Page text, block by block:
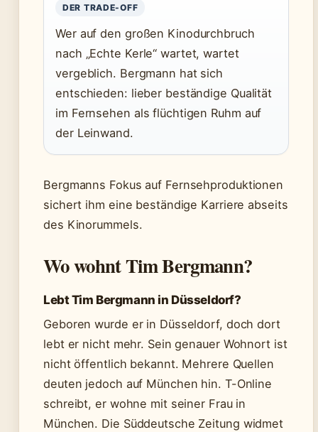
DER TRADE-OFF
Wer auf den großen Kinodurchbruch
nach „Echte Kerle“ wartet, wartet
vergeblich. Bergmann hat sich
entschieden: lieber beständige Qualität
im Fernsehen als flüchtigen Ruhm auf
der Leinwand.
Bergmanns Fokus auf Fernsehproduktionen
sichert ihm eine beständige Karriere abseits
des Kinorummels.
Wo wohnt Tim Bergmann?
Lebt Tim Bergmann in Düsseldorf?
Geboren wurde er in Düsseldorf, doch dort
lebt er nicht mehr. Sein genauer Wohnort ist
nicht öffentlich bekannt. Mehrere Quellen
deuten jedoch auf München hin. T-Online
schreibt, er wohne mit seiner Frau in
München. Die Süddeutsche Zeitung widmet